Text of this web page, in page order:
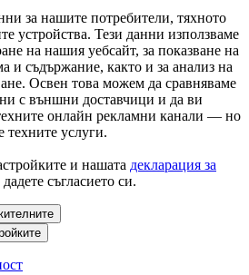
за нашите потребители, тяхното
устройства. Тези данни използваме
на нашия уебсайт, за показване на
и съдържание, както и за анализ на
Освен това можем да сравняваме
с външни доставчици и да ви
онлайн рекламни канали — но
техните услуги.
и нашата декларация за
съгласието си.